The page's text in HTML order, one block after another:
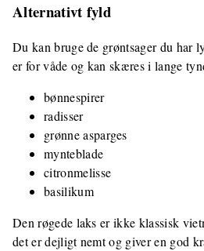
Alternativt fyld
Du kan bruge de grøntsager du har
er for våde og kan skæres i lange
bønnespirer
radisser
grønne asparges
mynteblade
citronmelisse
basilikum
Den røgede laks er ikke klassisk
det er dejligt nemt og giver en god